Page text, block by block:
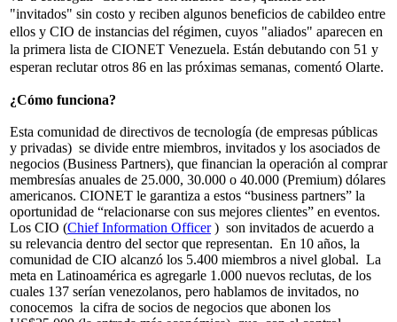
"invitados" sin costo y reciben algunos beneficios de cabildeo entre
ellos y CIO de instancias del régimen, cuyos "aliados" aparecen en
la primera lista de CIONET Venezuela. Están debutando con 51 y
esperan reclutar otros 86 en las próximas semanas, comentó Olarte.
¿Cómo funciona?
Esta comunidad de directivos de tecnología (de empresas públicas
y privadas) se divide entre miembros, invitados y los asociados de
negocios (Business Partners), que financian la operación al comprar
membresías anuales de 25.000, 30.000 o 40.000 (Premium) dólares
americanos. CIONET le garantiza a estos “business partners” la
oportunidad de “relacionarse con sus mejores clientes” en eventos.
Los CIO (Chief Information Officer) son invitados de acuerdo a
su relevancia dentro del sector que representan. En 10 años, la
comunidad de CIO alcanzó los 5.400 miembros a nivel global. La
meta en Latinoamérica es agregarle 1.000 nuevos reclutas, de los
cuales 137 serían venezolanos, pero hablamos de invitados, no
conocemos la cifra de socios de negocios que abonen los